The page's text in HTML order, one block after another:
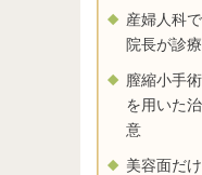
産婦人科
院長が診
膣縮小手
を用いた
意
美容面だ